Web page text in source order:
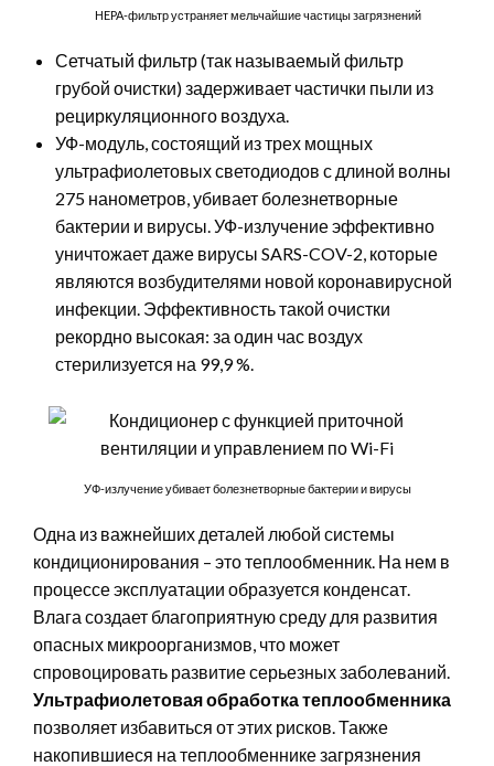
HEPA-фильтр устраняет мельчайшие частицы загрязнений
Сетчатый фильтр (так называемый фильтр
грубой очистки) задерживает частички пыли из
рециркуляционного воздуха.
УФ-модуль, состоящий из трех мощных
ультрафиолетовых светодиодов с длиной волны
275 нанометров, убивает болезнетворные
бактерии и вирусы. УФ-излучение эффективно
уничтожает даже вирусы SARS-COV-2, которые
являются возбудителями новой коронавирусной
инфекции. Эффективность такой очистки
рекордно высокая: за один час воздух
стерилизуется на 99,9 %.
УФ-излучение убивает болезнетворные бактерии и вирусы
Одна из важнейших деталей любой системы
кондиционирования – это теплообменник. На нем в
процессе эксплуатации образуется конденсат.
Влага создает благоприятную среду для развития
опасных микроорганизмов, что может
спровоцировать развитие серьезных заболеваний.
Ультрафиолетовая обработка теплообменника
позволяет избавиться от этих рисков. Также
накопившиеся на теплообменнике загрязнения